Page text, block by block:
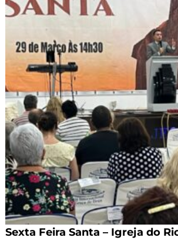
Sexta Feira Santa – Igreja do